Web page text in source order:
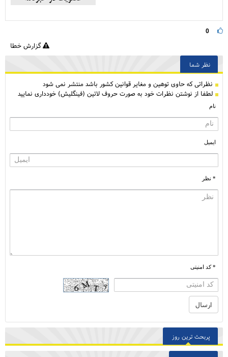
0
گزارش خطا
نظر شما
نظراتی كه حاوی توهین و مغایر قوانین کشور باشد منتشر نمی شود
لطفا از نوشتن نظرات خود به صورت حروف لاتین (فینگلیش) خودداری نمایید
نام
ایمیل
* نظر
* کد امنیتی
پربحث ترین روز